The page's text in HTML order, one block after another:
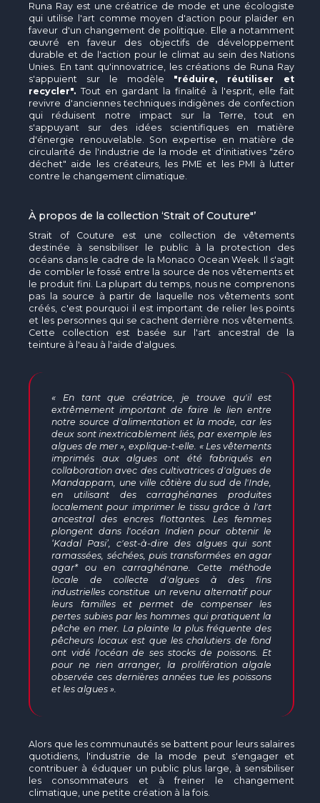
Runa Ray est une créatrice de mode et une écologiste
qui utilise l'art comme moyen d'action pour plaider en
faveur d'un changement de politique. Elle a notamment
œuvré en faveur des objectifs de développement
durable et de l'action pour le climat au sein des Nations
Unies. En tant qu'innovatrice, les créations de Runa Ray
s'appuient sur le modèle "réduire, réutiliser et
recycler". Tout en gardant la finalité à l'esprit, elle fait
revivre d'anciennes techniques indigènes de confection
qui réduisent notre impact sur la Terre, tout en
s'appuyant sur des idées scientifiques en matière
d'énergie renouvelable. Son expertise en matière de
circularité de l'industrie de la mode et d'initiatives "zéro
déchet" aide les créateurs, les PME et les PMI à lutter
contre le changement climatique.
À propos de la collection ‘Strait of Couture"’
Strait of Couture est une collection de vêtements
destinée à sensibiliser le public à la protection des
océans dans le cadre de la Monaco Ocean Week. Il s'agit
de combler le fossé entre la source de nos vêtements et
le produit fini. La plupart du temps, nous ne comprenons
pas la source à partir de laquelle nos vêtements sont
créés, c'est pourquoi il est important de relier les points
et les personnes qui se cachent derrière nos vêtements.
Cette collection est basée sur l'art ancestral de la
teinture à l'eau à l'aide d'algues.
« En tant que créatrice, je trouve qu'il est
extrêmement important de faire le lien entre
notre source d'alimentation et la mode, car les
deux sont inextricablement liés, par exemple les
algues de mer », explique-t-elle. « Les vêtements
imprimés aux algues ont été fabriqués en
collaboration avec des cultivatrices d'algues de
Mandappam, une ville côtière du sud de l'Inde,
en utilisant des carraghénanes produites
localement pour imprimer le tissu grâce à l'art
ancestral des encres flottantes. Les femmes
plongent dans l'océan Indien pour obtenir le
‘Kadal Pasi’, c'est-à-dire des algues qui sont
ramassées, séchées, puis transformées en agar
agar* ou en carraghénane. Cette méthode
locale de collecte d'algues à des fins
industrielles constitue un revenu alternatif pour
leurs familles et permet de compenser les
pertes subies par les hommes qui pratiquent la
pêche en mer. La plainte la plus fréquente des
pêcheurs locaux est que les chalutiers de fond
ont vidé l'océan de ses stocks de poissons. Et
pour ne rien arranger, la prolifération algale
observée ces dernières années tue les poissons
et les algues ».
Alors que les communautés se battent pour leurs salaires
quotidiens, l'industrie de la mode peut s'engager et
contribuer à éduquer un public plus large, à sensibiliser
les consommateurs et à freiner le changement
climatique, une petite création à la fois.